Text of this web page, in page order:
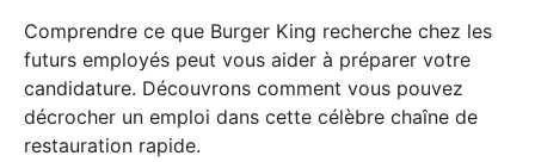
Comprendre ce que Burger King recherche chez les
futurs employés peut vous aider à préparer votre
candidature. Découvrons comment vous pouvez
décrocher un emploi dans cette célèbre chaîne de
restauration rapide.